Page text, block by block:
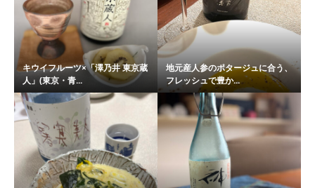
キウイフルーツ×「澤乃井 東京蔵
人」(東京・青...
地元産人参のポタージュに合う、
フレッシュで豊か...